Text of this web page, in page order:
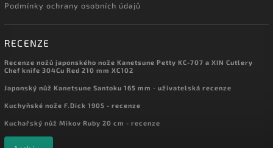
Podmínky ochrany osobních údajů
RECENZE
Recenze nožů japonského nože Kanetsune Petty KC-707 a XIN Cutlery
Chef knife 304Cu Red 210 mm XC102
Japonský nůž Kanetsune Santoku 165 mm - uživatelská recenze
Kuchyňské nože F.Dick 1905 - recenze
Kuchařský nůž Mikov Ruby 20 cm - recenze